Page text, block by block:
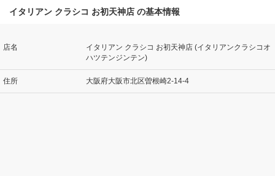
イタリアン クラシコ お初天神店 の基本情報
店名
イタリアン クラシコ お初天神店 (イタリアンクラシコオ
ハツテンジンテン)
住所 大阪府大阪市北区曽根崎2-14-4